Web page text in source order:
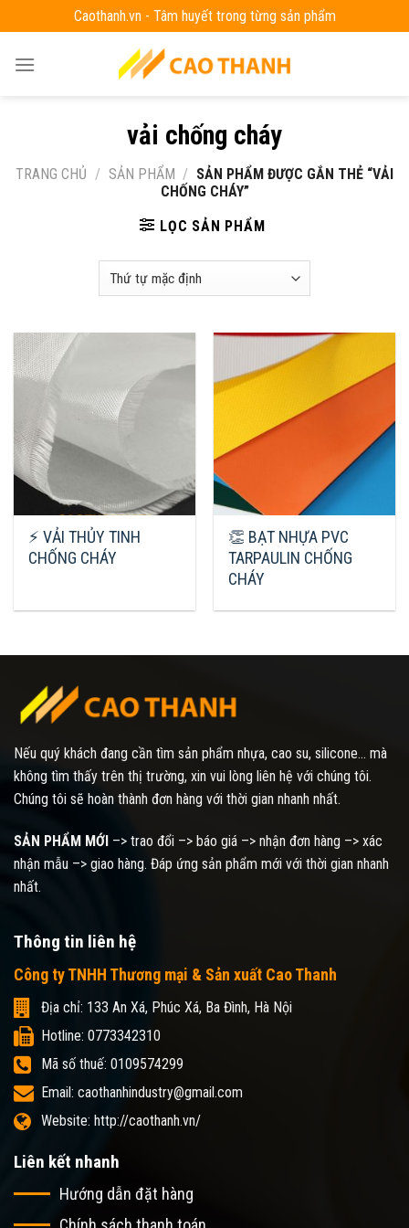
to
content
Caothanh.vn - Tâm huyết trong từng sản phẩm
vải chống cháy
TRANG CHỦ / SẢN PHẨM / SẢN PHẨM ĐƯỢC GẮN THẺ “VẢI
CHỐNG CHÁY”
LỌC SẢN PHẨM
⚡ VẢI THỦY TINH
CHỐNG CHÁY
👏 BẠT NHỰA PVC
TARPAULIN CHỐNG
CHÁY
Nếu quý khách đang cần tìm sản phẩm nhựa, cao su, silicone... mà
không tìm thấy trên thị trường, xin vui lòng liên hệ với chúng tôi.
Chúng tôi sẽ hoàn thành đơn hàng với thời gian nhanh nhất.
SẢN PHẨM MỚI –> trao đổi –> báo giá –> nhận đơn hàng –> xác
nhận mẫu –> giao hàng. Đáp ứng sản phẩm mới với thời gian nhanh
nhất.
Thông tin liên hệ
Công ty TNHH Thương mại & Sản xuất Cao Thanh
Địa chỉ: 133 An Xá, Phúc Xá, Ba Đình, Hà Nội
Hotline: 0773342310
Mã số thuế: 0109574299
Email: caothanhindustry@gmail.com
Website: http://caothanh.vn/
Liên kết nhanh
Hướng dẫn đặt hàng